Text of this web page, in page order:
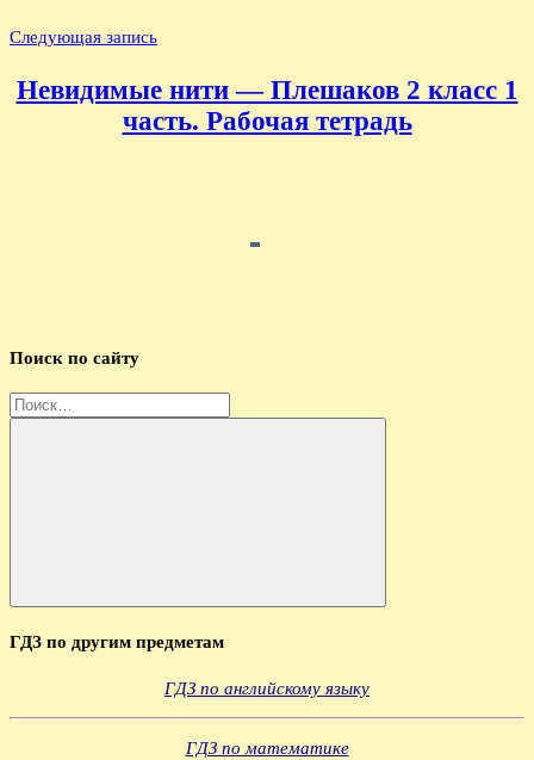
Следующая запись
Невидимые нити — Плешаков 2 класс 1
часть. Рабочая тетрадь
Поиск по сайту
Найти:
Поиск
ГДЗ по другим предметам
ГДЗ по английскому языку
ГДЗ по математике